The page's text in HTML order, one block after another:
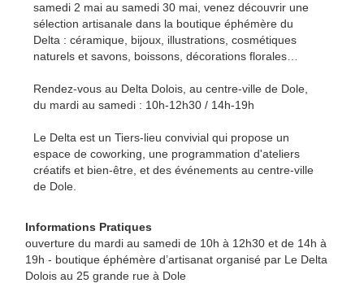
samedi 2 mai au samedi 30 mai, venez découvrir une
sélection artisanale dans la boutique éphémère du
Delta : céramique, bijoux, illustrations, cosmétiques
naturels et savons, boissons, décorations florales…
Rendez-vous au Delta Dolois, au centre-ville de Dole,
du mardi au samedi : 10h-12h30 / 14h-19h
Le Delta est un Tiers-lieu convivial qui propose un
espace de coworking, une programmation d'ateliers
créatifs et bien-être, et des événements au centre-ville
de Dole.
Informations Pratiques
ouverture du mardi au samedi de 10h à 12h30 et de 14h à
19h - boutique éphémère d’artisanat organisé par Le Delta
Dolois au 25 grande rue à Dole